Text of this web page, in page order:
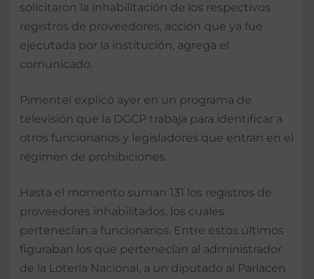
solicitaron la inhabilitación de los respectivos
registros de proveedores, acción que ya fue
ejecutada por la institución, agrega el
comunicado.
Pimentel explicó ayer en un programa de
televisión que la DGCP trabaja para identificar a
otros funcionarios y legisladores que entran en el
régimen de prohibiciones.
Hasta el momento suman 131 los registros de
proveedores inhabilitados, los cuales
pertenecían a funcionarios. Entre estos últimos
figuraban los que pertenecían al administrador
de la Lotería Nacional, a un diputado al Parlacen